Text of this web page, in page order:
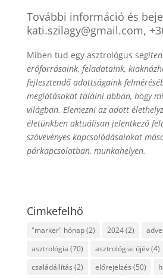
További információ és
kati.szilagy@gmail.com,
Miben tud egy asztrológus se
erőforrásaink, feladataink,
fejlesztendő adottságaink
meglátásokat találni abban, hogy
világban. Elemezni az adott
életünkben aktuálisan jelentkező
szövevényes kapcsolódásainkat
párkapcsolatban, munkahelyen.
Cimkefelhő
"marker" hónap(2) 2024(2)
asztrológia (70) asztrológiai újév(4)
családállítás (2) előrejelzés (50)